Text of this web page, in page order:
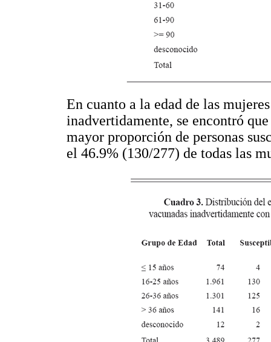
En cuanto a la edad de las
inadvertidamente, se encontró
mayor proporción de personas
el 46.9% (130/277) de todas las